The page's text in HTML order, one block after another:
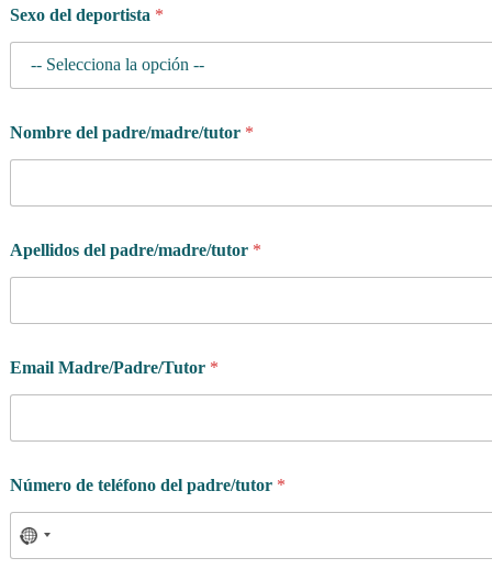
Sexo del deportista *
Nombre del padre/madre/tutor *
Apellidos del padre/madre/tutor *
Email Madre/Padre/Tutor *
Número de teléfono del padre/tutor *